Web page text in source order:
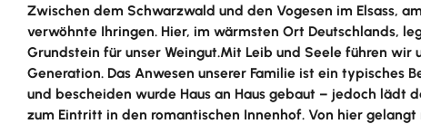
Zwischen dem Schwarzwald und den Vogesen im Elsass,
verwöhnte Ihringen. Hier, im wärmsten Ort Deutschlands,
Grundstein für unser Weingut.Mit Leib und Seele führen
Generation. Das Anwesen unserer Familie ist ein typisches
und bescheiden wurde Haus an Haus gebaut – jedoch lädt
zum Eintritt in den romantischen Innenhof. Von hier